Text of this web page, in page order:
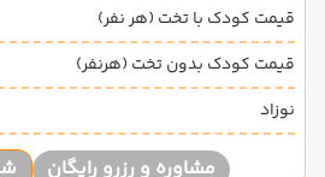
قیمت کودک با تخت (هر نفر)
قیمت کودک بدون تخت (هرنفر)
نوزاد
مشاوره و رزرو رایگان